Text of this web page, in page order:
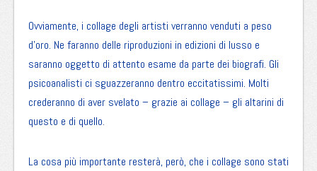
Ovviamente, i collage degli artisti verranno venduti a peso
d’oro. Ne faranno delle riproduzioni in edizioni di lusso e
saranno oggetto di attento esame da parte dei biografi. Gli
psicoanalisti ci sguazzeranno dentro eccitatissimi. Molti
crederanno di aver svelato – grazie ai collage – gli altarini di
questo e di quello.
La cosa più importante resterà, però, che i collage sono stati